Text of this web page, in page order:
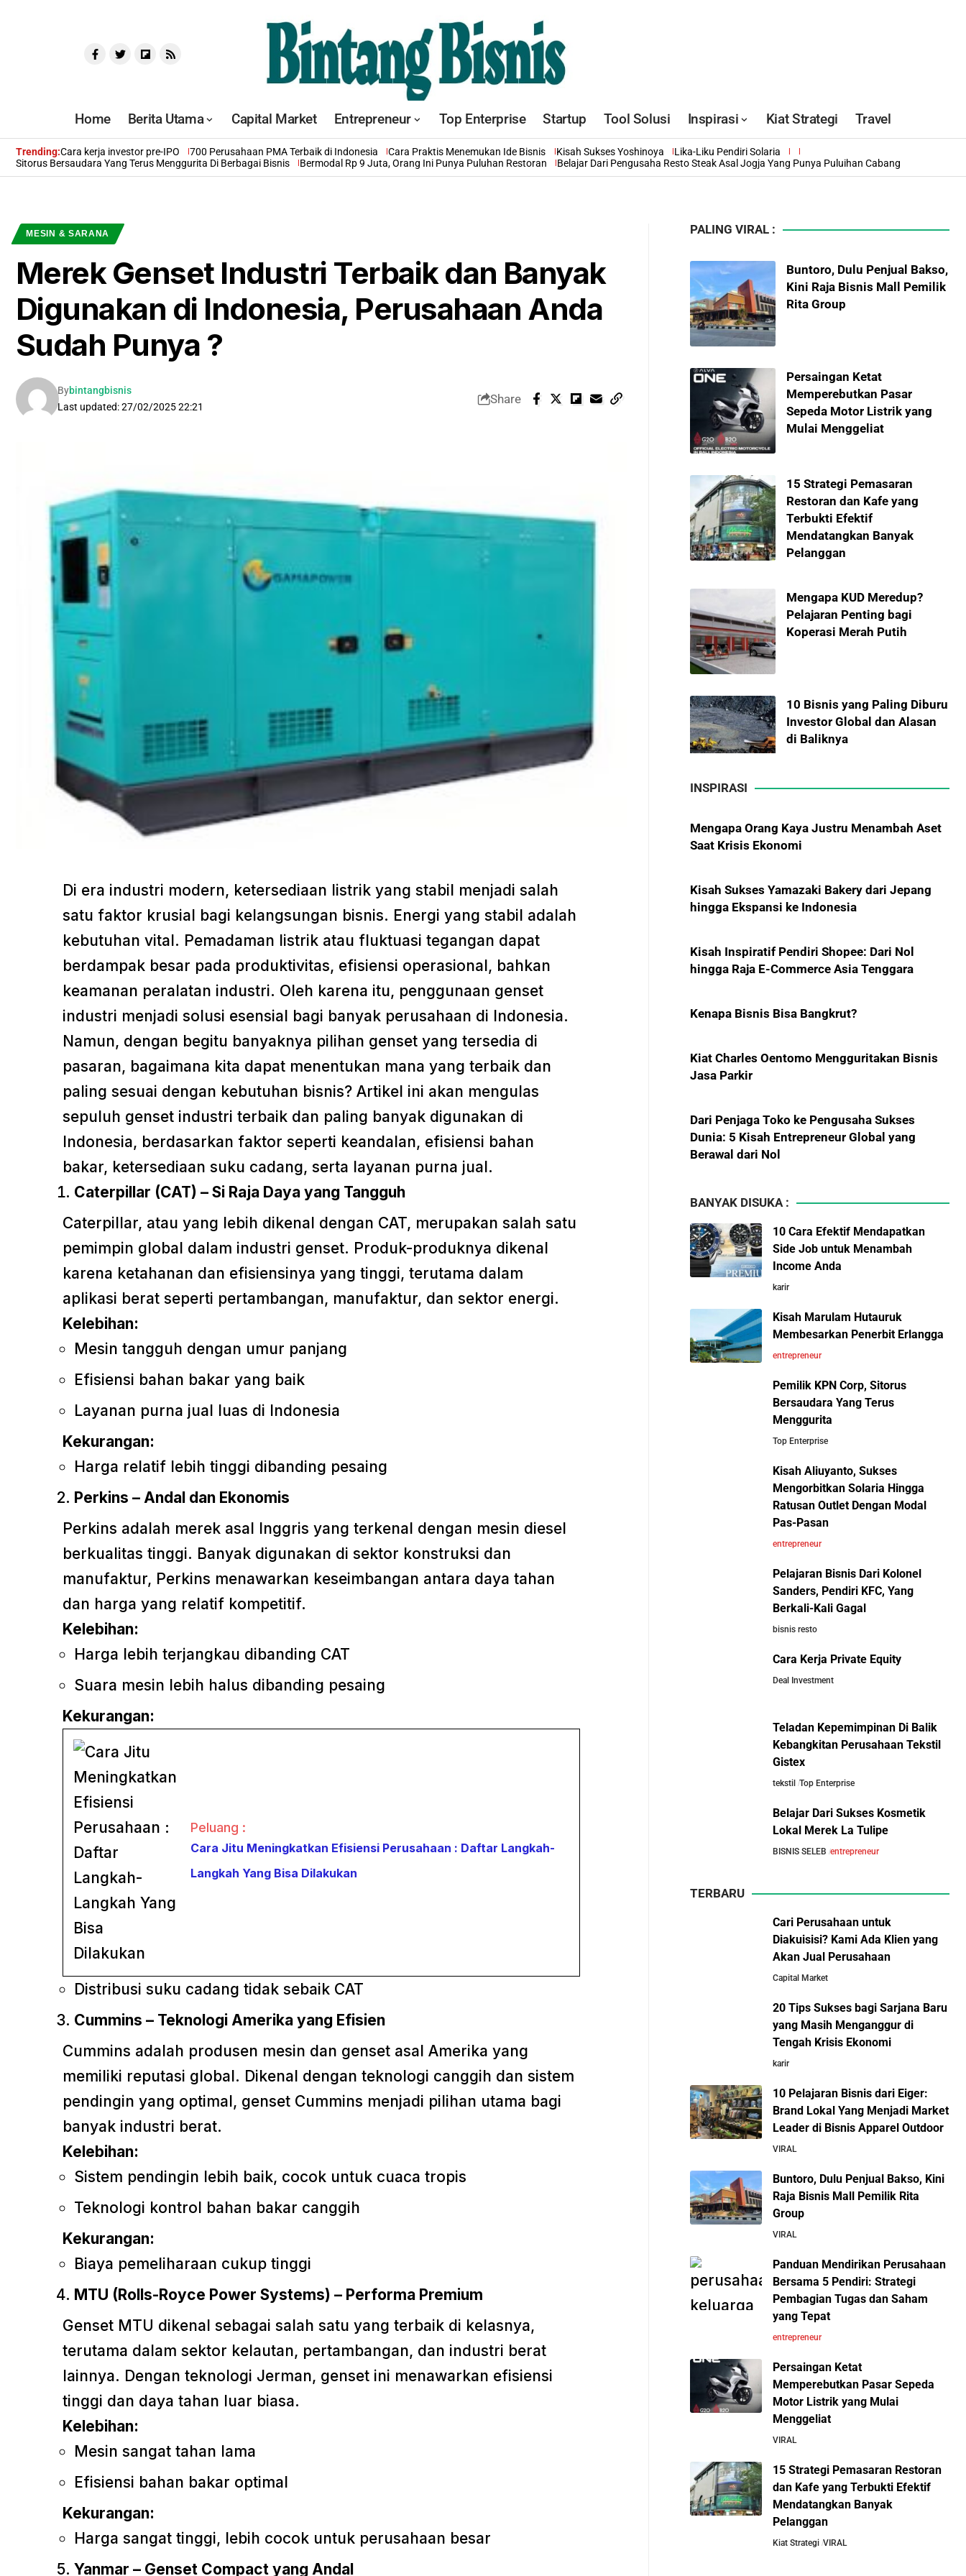
Home Berita Utama Capital Market Entrepreneur Top Enterprise Startup Tool Solusi Inspirasi Kiat Strategi Travel
Trending:Cara kerja investor pre-IPO 700 Perusahaan PMA Terbaik di Indonesia Cara Praktis Menemukan Ide Bisnis Kisah Sukses Yoshinoya
Lika-Liku Pendiri Solaria
Sitorus Bersaudara Yang Terus Menggurita Di Berbagai Bisnis
Bermodal Rp 9 Juta, Orang Ini Punya Puluhan Restoran Belajar Dari Pengusaha Resto Steak Asal Jogja Yang Punya Puluihan Cabang
MESIN & SARANA
Merek Genset Industri Terbaik dan Banyak
Digunakan di Indonesia, Perusahaan Anda
Sudah Punya ?
Last updated: 27/02/2025 22:21
Bybintangbisnis
Share
Di era industri modern, ketersediaan listrik yang stabil menjadi salah
satu faktor krusial bagi kelangsungan bisnis. Energi yang stabil adalah
kebutuhan vital. Pemadaman listrik atau fluktuasi tegangan dapat
berdampak besar pada produktivitas, efisiensi operasional, bahkan
keamanan peralatan industri. Oleh karena itu, penggunaan genset
industri menjadi solusi esensial bagi banyak perusahaan di Indonesia.
Namun, dengan begitu banyaknya pilihan genset yang tersedia di
pasaran, bagaimana kita dapat menentukan mana yang terbaik dan
paling sesuai dengan kebutuhan bisnis? Artikel ini akan mengulas
sepuluh genset industri terbaik dan paling banyak digunakan di
Indonesia, berdasarkan faktor seperti keandalan, efisiensi bahan
bakar, ketersediaan suku cadang, serta layanan purna jual.
Caterpillar (CAT) – Si Raja Daya yang Tangguh
Caterpillar, atau yang lebih dikenal dengan CAT, merupakan salah satu
pemimpin global dalam industri genset. Produk-produknya dikenal
karena ketahanan dan efisiensinya yang tinggi, terutama dalam
aplikasi berat seperti pertambangan, manufaktur, dan sektor energi.
Kelebihan:
Mesin tangguh dengan umur panjang
Efisiensi bahan bakar yang baik
Layanan purna jual luas di Indonesia
Kekurangan:
Harga relatif lebih tinggi dibanding pesaing
Perkins – Andal dan Ekonomis
Perkins adalah merek asal Inggris yang terkenal dengan mesin diesel
berkualitas tinggi. Banyak digunakan di sektor konstruksi dan
manufaktur, Perkins menawarkan keseimbangan antara daya tahan
dan harga yang relatif kompetitif.
Kelebihan:
Harga lebih terjangkau dibanding CAT
Suara mesin lebih halus dibanding pesaing
Kekurangan:
Peluang :
Cara Jitu Meningkatkan Efisiensi Perusahaan : Daftar Langkah-
Langkah Yang Bisa Dilakukan
Distribusi suku cadang tidak sebaik CAT
Cummins – Teknologi Amerika yang Efisien
Cummins adalah produsen mesin dan genset asal Amerika yang
memiliki reputasi global. Dikenal dengan teknologi canggih dan sistem
pendingin yang optimal, genset Cummins menjadi pilihan utama bagi
banyak industri berat.
Kelebihan:
Sistem pendingin lebih baik, cocok untuk cuaca tropis
Teknologi kontrol bahan bakar canggih
Kekurangan:
Biaya pemeliharaan cukup tinggi
MTU (Rolls-Royce Power Systems) – Performa Premium
Genset MTU dikenal sebagai salah satu yang terbaik di kelasnya,
terutama dalam sektor kelautan, pertambangan, dan industri berat
lainnya. Dengan teknologi Jerman, genset ini menawarkan efisiensi
tinggi dan daya tahan luar biasa.
Kelebihan:
Mesin sangat tahan lama
Efisiensi bahan bakar optimal
Kekurangan:
Harga sangat tinggi, lebih cocok untuk perusahaan besar
Yanmar – Genset Compact yang Andal
PALING VIRAL :
Buntoro, Dulu Penjual Bakso,
Kini Raja Bisnis Mall Pemilik
Rita Group
Persaingan Ketat
Memperebutkan Pasar
Sepeda Motor Listrik yang
Mulai Menggeliat
15 Strategi Pemasaran
Restoran dan Kafe yang
Terbukti Efektif
Mendatangkan Banyak
Pelanggan
Mengapa KUD Meredup?
Pelajaran Penting bagi
Koperasi Merah Putih
10 Bisnis yang Paling Diburu
Investor Global dan Alasan
di Baliknya
Berapa Bonus yang Diterima
Para Pemain?
Baru Energi Nasional dan
Menekan Impor BBM?
Penghalang Menuju
Bisnis-Bisnis dan
Eropa
Investor Asing Incar Take
Over Perusahaan Indonesia
Skala Besar
Perbandingan Gaji Tahunan:
Jepang, Malaysia, dan Arab
Saudi
10 Situs E-Commerce China
Terbaik untuk Kulakan
Barang Dagangan dengan
Harga Murah
10 Fakta Unik Tentang On
Cloud: Sepatu yang Sedang
Viral di Asia
Mengenal Onitsuka Tiger: 8
Fakta Menarik di Balik
Sepatu Ikonik Asal Jepang
10 Pelajaran Bisnis dari
Eiger: Brand Lokal Yang
INSPIRASI
Saat Krisis Ekonomi
Kisah Sukses Yamazaki Bakery dari Jepang
Kisah Inspiratif Pendiri Shopee: Dari Nol
Kenapa Bisnis Bisa Bangkrut?
Kiat Charles Oentomo Mengguritakan Bisnis
Dari Penjaga Toko ke Pengusaha Sukses
Kiat Keluarga Widjaja Membangun STA Group,
5 Karakter yang Membuat Bisnis Tidak Pernah
Maju, Wajib Dihindari Pengusaha
10 Hambatan Utama Pemasaran yang Tidak
Bisa Diselesaikan oleh AI
Cara Menggunakan Canva di ChatGPT untuk
Mendesain Presentasi Secara Cepat dan
5 Pelajaran Hidup dari Pendiri Traveloka untuk
Anak Muda yang Ingin Sukses
Jangan Mau Selamanya Jadi Karyawan!
Saatnya Menjadi Pengusaha dan Mengubah
Cara UMKM Indonesia Menembus Pasar
5 Pengusaha Pribumi Tersukses Dalam Bisnis
Lima Salesman Dunia yang Menjadi Miliarder
Kisah Sukses Metrodata Electronics: Raja
Bisnis TI Yang Berawal Dari Distributor
Kisah Wardah Group: Dari Usaha Rumahan
Jadi Pemimpin Industri Kecantikan Nasional
Thohir
Kisah Sukses Todd Boehly: Cucu Pekerja
Pabrik yang Membawa Chelsea FC Juara
Arifin Panigoro: Dari Insinyur Listrik Menjadi
Raja Energi Indonesia yang Mendirikan Medco
5 Tahun Pertama WhatsApp: Kisah Perintisan,
Perjuangan, dan Keputusan Krusial yang
Menentukan Masa Depan
Belajar dari Kopi Kenangan: Cara Membangun
Resto Kafe yang Cepat Tumbuh dan
Menguntungkan
Cara Mendirikan Kafe Sukses Seperti Kopi
Kenangan, Fore Coffee, dan Tuku: Panduan
Lengkap untuk Pemula
Rahasia Sukses Starbucks: Strategi Branding
Tiru
5 Cara Aman Pindah Kuadran dari Karyawan
ke Entrepreneur Tanpa Bikin Keluarga Kaget &
10 Kiat Aman Memulai Bisnis dari Nol:
Panduan Lengkap untuk Pemula
BANYAK DISUKA :
10 Cara Efektif Mendapatkan
Side Job untuk Menambah
Income Anda
karir
Kisah Marulam Hutauruk
Membesarkan Penerbit Erlangga
entrepreneur
Pemilik KPN Corp, Sitorus
Bersaudara Yang Terus
Menggurita
Top Enterprise
Kisah Aliuyanto, Sukses
Mengorbitkan Solaria Hingga
Ratusan Outlet Dengan Modal
Pas-Pasan
entrepreneur
Pelajaran Bisnis Dari Kolonel
Sanders, Pendiri KFC, Yang
Berkali-Kali Gagal
bisnis resto
Cara Kerja Private Equity
Deal Investment
Teladan Kepemimpinan Di Balik
Kebangkitan Perusahaan Tekstil
Gistex
tekstil Top Enterprise
Belajar Dari Sukses Kosmetik
Lokal Merek La Tulipe
BISNIS SELEB entrepreneur
TERBARU
Cari Perusahaan untuk
Diakuisisi? Kami Ada Klien yang
Akan Jual Perusahaan
Capital Market
20 Tips Sukses bagi Sarjana Baru
yang Masih Menganggur di
Tengah Krisis Ekonomi
karir
10 Pelajaran Bisnis dari Eiger:
Brand Lokal Yang Menjadi Market
Leader di Bisnis Apparel Outdoor
VIRAL
Buntoro, Dulu Penjual Bakso, Kini
Raja Bisnis Mall Pemilik Rita
Group
VIRAL
Panduan Mendirikan Perusahaan
Bersama 5 Pendiri: Strategi
Pembagian Tugas dan Saham
yang Tepat
entrepreneur
Persaingan Ketat
Memperebutkan Pasar Sepeda
Motor Listrik yang Mulai
Menggeliat
VIRAL
15 Strategi Pemasaran Restoran
dan Kafe yang Terbukti Efektif
Mendatangkan Banyak
Pelanggan
Kiat Strategi VIRAL